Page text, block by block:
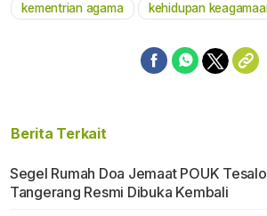
kementrian agama kehidupan
Berita Terkait
Segel Rumah Doa Jemaat POUK
Tangerang Resmi Dibuka Kembali